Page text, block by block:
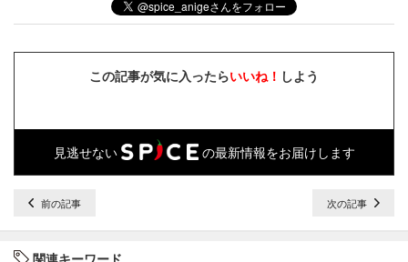
この記事が気に入ったらいいね！ しよう
見逃せない の最新情報をお届けします
前の記事 次の記事